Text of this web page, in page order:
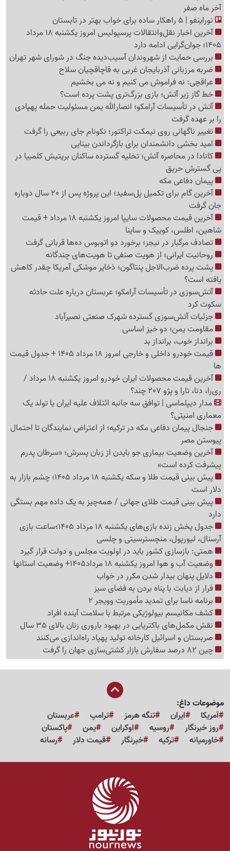
آخر ماه صفر
نوراینفو | 5 راهکار ساده برای خواب بهتر در تابستان
آخرین اخبار نقل‌وانتقالات پرسپولیس امروز یکشنبه 18 مرداد
1405؛ جوان‌گرایی ادامه دارد
بررسی حمایت از شهروندان آسیب‌دیده جنگ در شورای شهر تهران
ضربه مرزبانی آذربایجان غربی به قاچاقچیان سلاح
عراقچی: نه فراموش می کنیم و نه می بخشیم
خط گاز زیر آتش؛ بازی بزرگ‌تری پشت پرده است؟
آتش در تأسیسات آرامکو؛ انصارالله یمن مسئولیت حمله پهپادی
را بر عهده گرفت
تغییر ناگهانی روی نیمکت تراکتور؛ نکونام جای ربیعی را گرفت
امید بخشی دانشمندان برای بازگرداندن بینایی
کانادا در محاصره آتش؛ تخلیه گسترده ساکنان بریتیش کلمبیا در
پی گسترش حریق
پیمان دفاعی مکه
آخرین گام برای تکمیل پل‌سفید؛ این پروژه پس از 20 سال دوباره
جان گرفت
آخرین قیمت محصولات سایپا امروز یکشنبه 18 مرداد + قیمت
شاهین، اطلس، کوییک و ساینا
تصادف مرگبار در نیجر؛ برخورد دو اتوبوس ده‌ها قربانی گرفت
روحانیت ایرانی؛ از هویت صنفی تا هویت‌های چندگانه
پشت پرده ضرب‌الاجل پنتاگون؛ ذخایر موشکی آمریکا چقدر کاهش
یافته است؟
آتش‌سوزی در تأسیسات آرامکو؛ عربستان درباره علت حادثه
سکوت کرد
جزئیات آتش‌سوزی گسترده شهرک صنعتی نصیرآباد
مقاومت یمن؛ دو خیز اساسی
برانداز خوب، برانداز بد
قیمت خودرو داخلی و خارجی امروز 18 مرداد 1405 + جدول قیمت
ها
آخرین قیمت محصولات ایران خودرو امروز یکشنبه 18 مرداد /
ری‌را، دنا، تارا و پژو 207 چند؟
مدار دیپلماسی | توافق سه جانبه ائتلاف علیه ایران یا تولد یک
معماری امنیتی؟
جنجال پیمان دفاعی مکه در ترکیه؛ از اعتراض نمایندگان تا احتمال
پیوستن مصر
آخرین وضعیت بیماری جو بایدن از زبان پسرش؛ «سرطان پدرم
پیشرفت کرده است»
پیش بینی قیمت طلا و سکه یکشنبه 18 مرداد 1405؛ چشم بازار به
دلار است
پیش بینی قیمت طلای جهانی / همه‌چیز به یک داده مهم بستگی
دارد
جدول پخش زنده بازی‌های یکشنبه 18 مرداد 1405؛ساعت بازی
آرسنال، لیورپول، منچسترسیتی و چلسی
همتی: بازسازی کشور باید در اولویت مجلس و دولت قرار گیرد
وضعیت آب و هوا امروز یکشنبه 18 مرداد1405+ وضعیت استانها
دلایل پنهان بیدار شدن مکرر در خواب
فرار از دیابت با پناه بردن به فضای سبز
برنامه ناسا برای تمدید مأموریت وویجر 2
کشف مکانیسم بیولوژیکی مرتبط با سلامت آینده افراد
نقش مکمل‌های باکتریایی در بهبود باروری زنان بالای 35 سال
صربستان و اسرائیل کارخانه تولید پهپاد راه‌اندازی می‌کنند
چین 82 درصد سفارش بازار کشتی‌سازی جهان را گرفت
موضوعات داغ:
آمریکا
ایران تنگه هرمز ترامپ
عربستان
روز خبرنگار
روسیه اوکراین یمن
پاکستان
خاورمیانه
ترکیه خبرنگار قیمت دلار رسانه